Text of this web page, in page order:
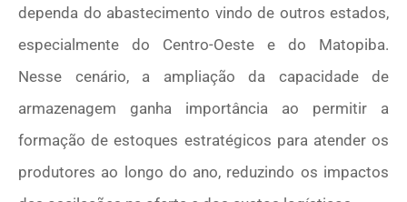
dependa do abastecimento vindo de outros estados,
especialmente do Centro-Oeste e do Matopiba.
Nesse cenário, a ampliação da capacidade de
armazenagem ganha importância ao permitir a
formação de estoques estratégicos para atender os
produtores ao longo do ano, reduzindo os impactos